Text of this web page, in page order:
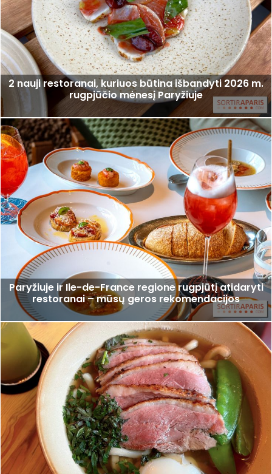
2 nauji restoranai, kuriuos būtina išbandyti 2026 m.
rugpjūčio mėnesį Paryžiuje
Paryžiuje ir Ile-de-France regione rugpjūtį atidaryti
restoranai – mūsų geros rekomendacijos